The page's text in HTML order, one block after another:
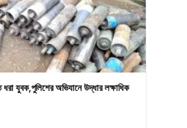
ধরা যুবক,পুলিশের অভিযানে উদ্ধার লক্ষাধিক